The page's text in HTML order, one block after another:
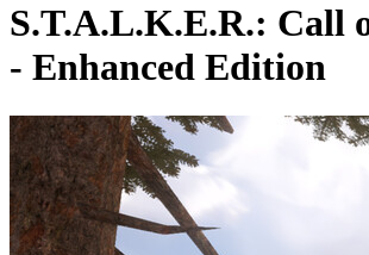
S.T.A.L.K.E.R.: Call
- Enhanced Edition